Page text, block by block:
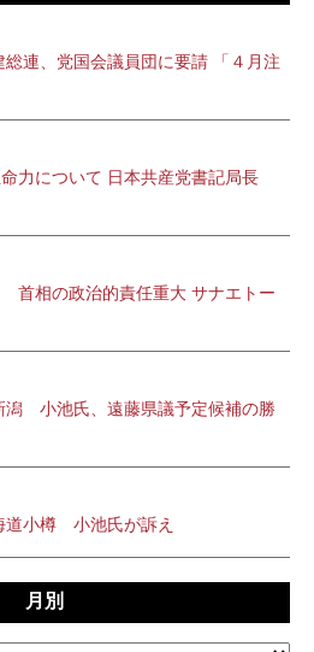
連、党国会議員団に要請 「４月注
力について 日本共産党書記局長
首相の政治的責任重大 サナエトー
潟 小池氏、遠藤県議予定候補の勝
道小樽 小池氏が訴え
月別